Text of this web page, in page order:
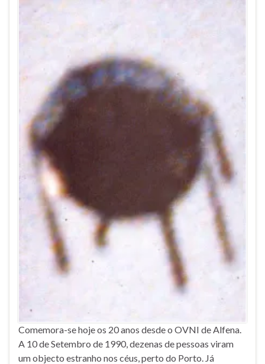
Comemora-se hoje os 20 anos desde o OVNI de Alfena.
A 10 de Setembro de 1990, dezenas de pessoas viram
um objecto estranho nos céus, perto do Porto. Já